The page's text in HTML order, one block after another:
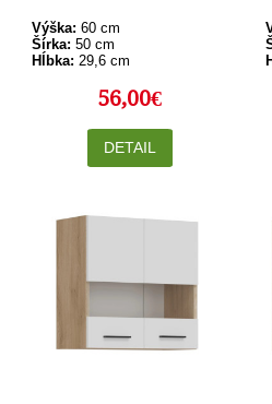
Výška: 60 cm
Šírka: 50 cm
Hĺbka: 29,6 cm
56,00€
DETAIL